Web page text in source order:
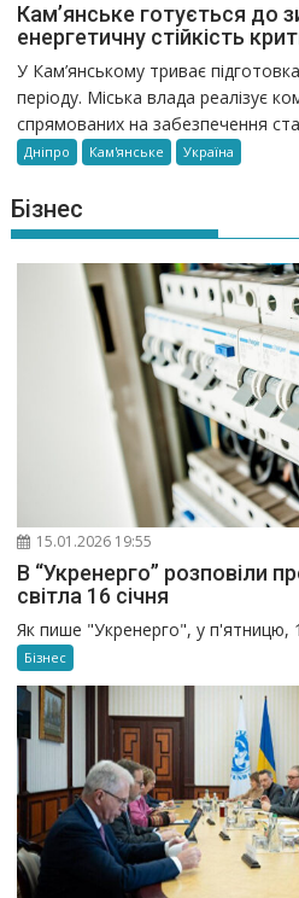
Кам’янське готується до
енергетичну стійкість
У Кам’янському триває
періоду. Міська влада реалізує
спрямованих на забезпечення
Дніпро Кам'янське Україна
Бізнес
15.01.2026 19:55
В “Укренерго” розповіли
світла 16 січня
Як пише "Укренерго", у п'ятницю,
Бізнес